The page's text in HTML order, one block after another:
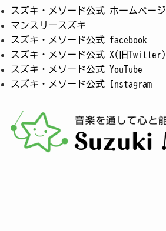
スズキ・メソード公式 ホームページ
マンスリースズキ
スズキ・メソード公式 facebook
スズキ・メソード公式 X(旧Twitter)
スズキ・メソード公式 YouTube
スズキ・メソード公式 Instagram